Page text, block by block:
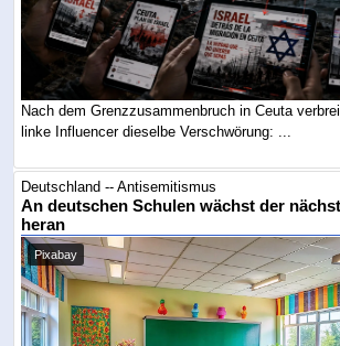
Nach dem Grenzzusammenbruch in Ceuta
linke Influencer dieselbe Verschwörung: ...
Deutschland -- Antisemitismus
An deutschen Schulen wächst der
heran
Pixabay